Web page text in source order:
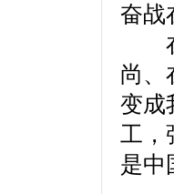
奋战
在
尚、
变成
工，
是中